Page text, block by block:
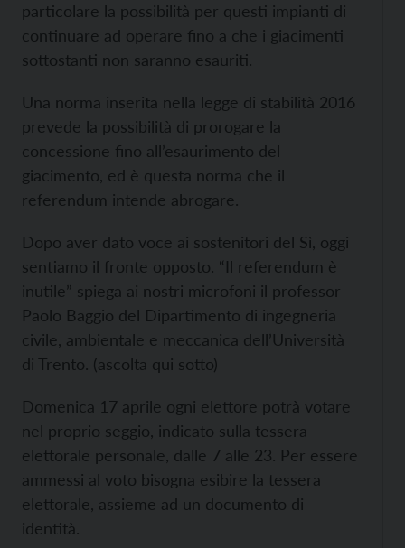
particolare la possibilità per questi impianti di
continuare ad operare fino a che i giacimenti
sottostanti non saranno esauriti.
Una norma inserita nella legge di stabilità 2016
prevede la possibilità di prorogare la
concessione fino all’esaurimento del
giacimento, ed è questa norma che il
referendum intende abrogare.
Dopo aver dato voce ai sostenitori del Sì, oggi
sentiamo il fronte opposto. “Il referendum è
inutile” spiega ai nostri microfoni il professor
Paolo Baggio del Dipartimento di ingegneria
civile, ambientale e meccanica dell’Università
di Trento. (ascolta qui sotto)
Domenica 17 aprile ogni elettore potrà votare
nel proprio seggio, indicato sulla tessera
elettorale personale, dalle 7 alle 23. Per essere
ammessi al voto bisogna esibire la tessera
elettorale, assieme ad un documento di
identità.